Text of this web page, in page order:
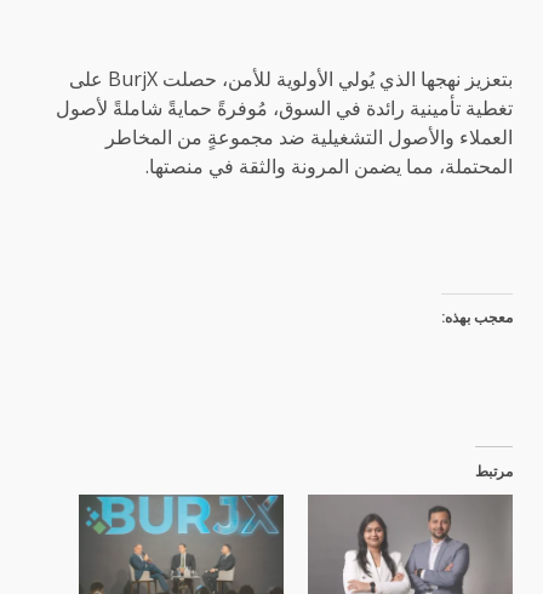
بتعزيز نهجها الذي يُولي الأولوية للأمن، حصلت BurjX على
تغطية تأمينية رائدة في السوق، مُوفرةً حمايةً شاملةً لأصول
العملاء والأصول التشغيلية ضد مجموعةٍ من المخاطر
المحتملة، مما يضمن المرونة والثقة في منصتها.
معجب بهذه:
مرتبط